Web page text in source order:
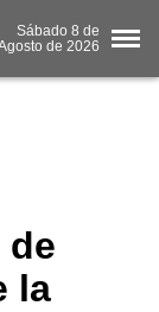
Sábado 8 de
de 2026
la